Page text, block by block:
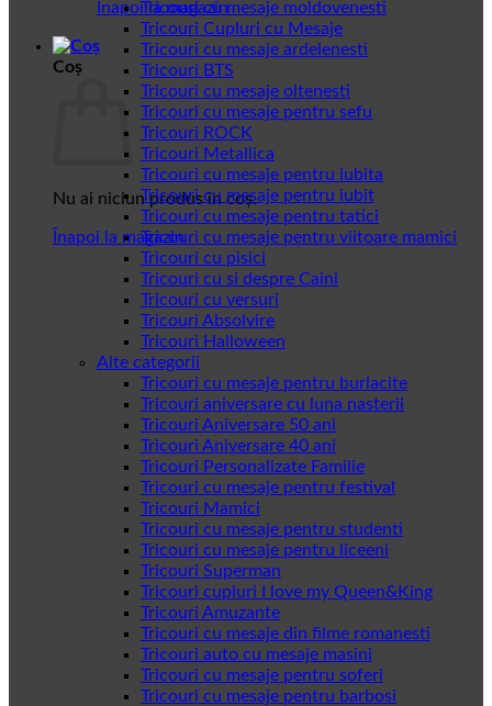
Înapoi la magazin
Coș
Nu ai niciun produs în coș.
Înapoi la magazin
Tricouri cu mesaje moldovenesti
Tricouri Cupluri cu Mesaje
Tricouri cu mesaje ardelenesti
Tricouri BTS
Tricouri cu mesaje oltenesti
Tricouri cu mesaje pentru sefu
Tricouri ROCK
Tricouri Metallica
Tricouri cu mesaje pentru iubita
Tricouri cu mesaje pentru iubit
Tricouri cu mesaje pentru tatici
Tricouri cu mesaje pentru viitoare mamici
Tricouri cu pisici
Tricouri cu si despre Caini
Tricouri cu versuri
Tricouri Absolvire
Tricouri Halloween
Alte categorii
Tricouri cu mesaje pentru burlacite
Tricouri aniversare cu luna nasterii
Tricouri Aniversare 50 ani
Tricouri Aniversare 40 ani
Tricouri Personalizate Familie
Tricouri cu mesaje pentru festival
Tricouri Mamici
Tricouri cu mesaje pentru studenti
Tricouri cu mesaje pentru liceeni
Tricouri Superman
Tricouri cupluri I love my Queen&King
Tricouri Amuzante
Tricouri cu mesaje din filme romanesti
Tricouri auto cu mesaje masini
Tricouri cu mesaje pentru soferi
Tricouri cu mesaje pentru barbosi